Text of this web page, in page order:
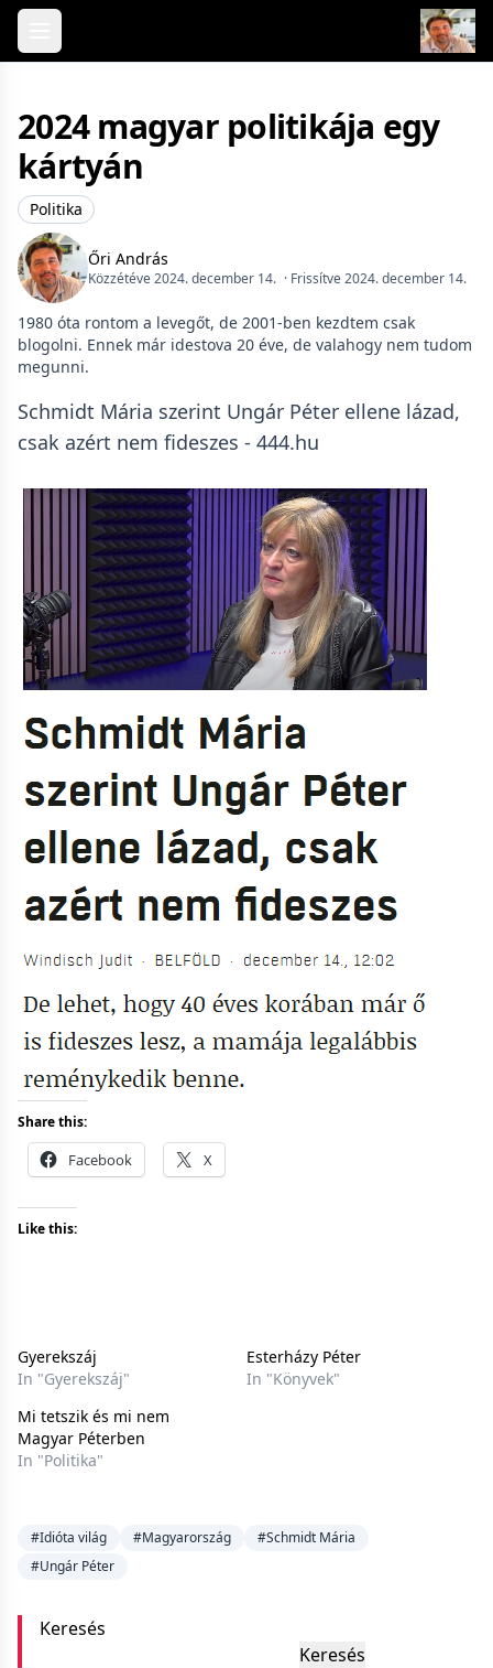
Skip to content
2024 magyar politikája egy
kártyán
Politika
Őri András
Közzétéve 2024. december 14. · Frissítve 2024. december 14.
1980 óta rontom a levegőt, de 2001-ben kezdtem csak
blogolni. Ennek már idestova 20 éve, de valahogy nem tudom
megunni.
Schmidt Mária szerint Ungár Péter ellene lázad,
csak azért nem fideszes - 444.hu
Share this:
Facebook X
Like this:
Gyerekszáj
In "Gyerekszáj"
Esterházy Péter
In "Könyvek"
Mi tetszik és mi nem
Magyar Péterben
In "Politika"
#Idióta világ #Magyarország
#Schmidt Mária
#Ungár Péter
Keresés
Keresés